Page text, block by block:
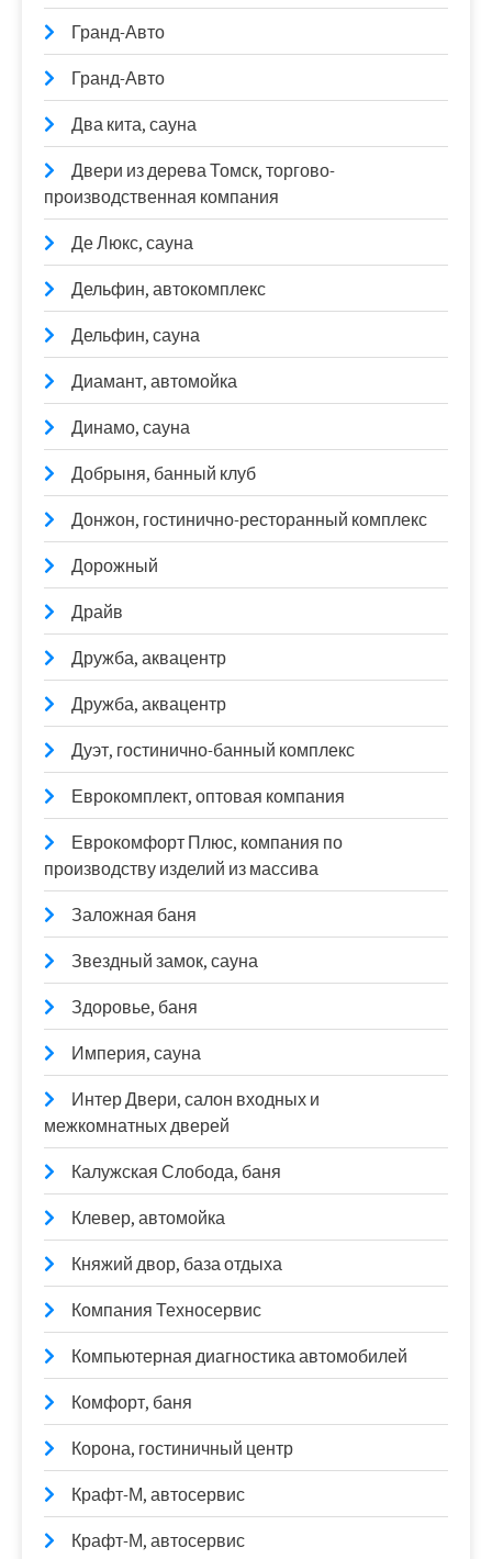
Гранд-Авто
Гранд-Авто
Два кита, сауна
Двери из дерева Томск, торгово-
производственная компания
Де Люкс, сауна
Дельфин, автокомплекс
Дельфин, сауна
Диамант, автомойка
Динамо, сауна
Добрыня, банный клуб
Донжон, гостинично-ресторанный комплекс
Дорожный
Драйв
Дружба, аквацентр
Дружба, аквацентр
Дуэт, гостинично-банный комплекс
Еврокомплект, оптовая компания
Еврокомфорт Плюс, компания по
производству изделий из массива
Заложная баня
Звездный замок, сауна
Здоровье, баня
Империя, сауна
Интер Двери, салон входных и
межкомнатных дверей
Калужская Слобода, баня
Клевер, автомойка
Княжий двор, база отдыха
Компания Техносервис
Компьютерная диагностика автомобилей
Комфорт, баня
Корона, гостиничный центр
Крафт-М, автосервис
Крафт-М, автосервис